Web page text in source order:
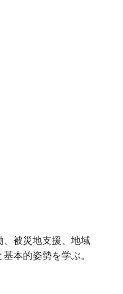
、被災地支援、地域
本的姿勢を学ぶ。